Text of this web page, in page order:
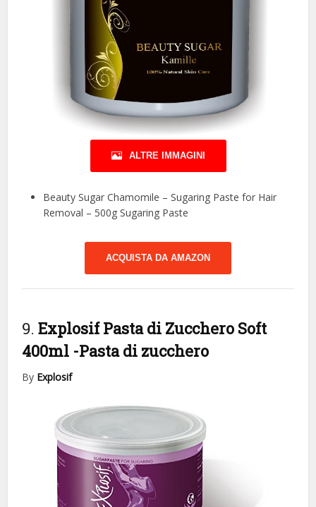
ALTRE IMMAGINI
Beauty Sugar Chamomile – Sugaring Paste for Hair
Removal – 500g Sugaring Paste
ACQUISTA DA AMAZON
9.Explosif Pasta di Zucchero Soft
400ml -Pasta di zucchero
By Explosif